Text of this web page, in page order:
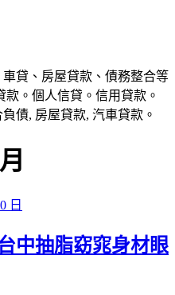
貸、房屋貸款、債務整合等
。個人信貸。信用貸款。
債, 房屋貸款, 汽車貸款。
日
中抽脂窈窕身材眼